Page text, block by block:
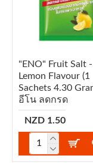
"ENO" Fruit Salt -
Lemon Flavour (1
Sachets 4.30
อีโน ลดกรด
NZD 1.50